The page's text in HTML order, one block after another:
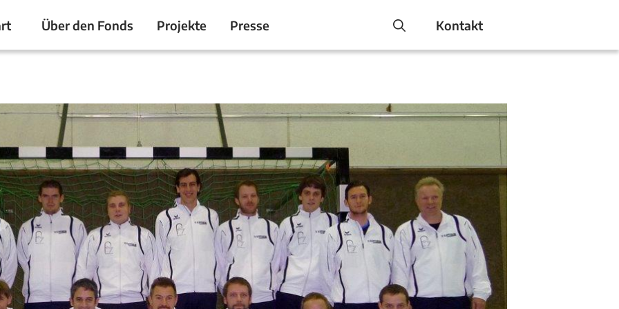
Über den Fonds Projekte Presse Kontakt